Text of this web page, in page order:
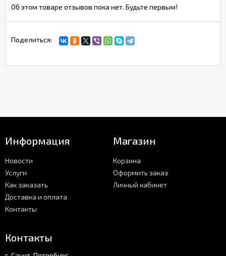
Об этом товаре отзывов пока нет. Будьте первым!
Поделиться:
Информация
Новости
Услуги
Как заказать
Доставка и оплата
Контакты
Магазин
Корзина
Оформить заказ
Личный кабинет
Контакты